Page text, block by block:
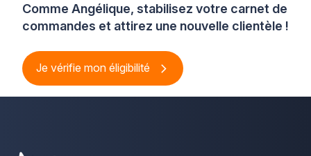
Comme Angélique, stabilisez votre carnet de
commandes et attirez une nouvelle clientèle !
Je vérifie mon éligibilité